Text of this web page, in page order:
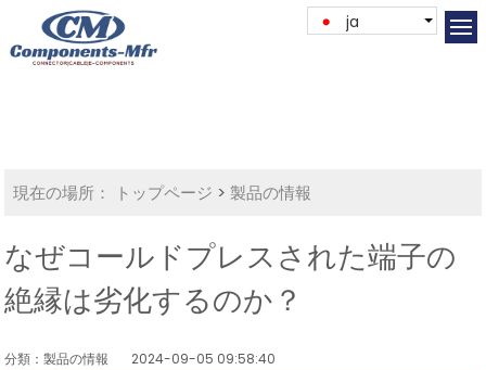
ja
現在の場所： トップページ >製品の情報
なぜコールドプレスされた端子の
絶縁は劣化するのか？
分類：製品の情報 2024-09-05 09:58:40